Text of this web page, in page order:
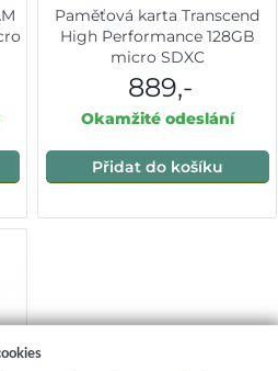
Paměťová karta Transcend
High Performance 128GB
micro SDXC
889,-
Okamžité odeslání
Přidat do košíku